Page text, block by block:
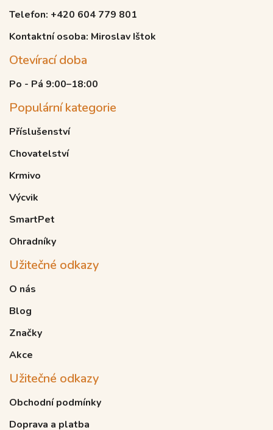
Telefon: +420 604 779 801
Kontaktní osoba: Miroslav Ištok
Otevírací doba
Po - Pá 9:00–18:00
Populární kategorie
Příslušenství
Chovatelství
Krmivo
Výcvik
SmartPet
Ohradníky
Užitečné odkazy
O nás
Blog
Značky
Akce
Užitečné odkazy
Obchodní podmínky
Doprava a platba